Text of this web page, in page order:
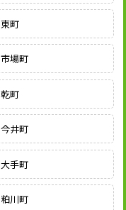
東町
市場町
乾町
今井町
大手町
粕川町